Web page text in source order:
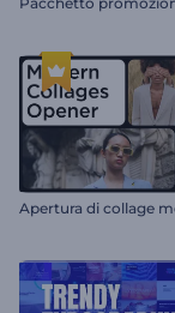
Apertura di collage